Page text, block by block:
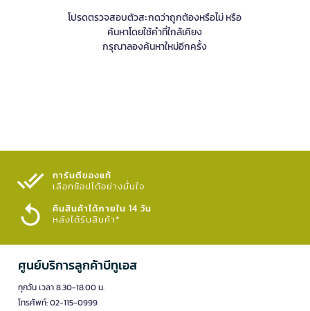
โปรดตรวจสอบตัวสะกดว่าถูกต้องหรือไม่ หรือ
ค้นหาโดยใช้คำที่ใกล้เคียง
กรุณาลองค้นหาใหม่อีกครั้ง
การันตีของแท้
เลือกช้อปได้อย่างมั่นใจ​
คืนสินค้าได้ภายใน 14 วัน
หลังได้รับสินค้า*
ศูนย์บริการลูกค้าบีทูเอส
ทุกวัน เวลา 8.30-18.00 น.
โทรศัพท์: 02-115-0999